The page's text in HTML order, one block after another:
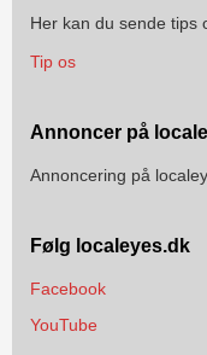
Her kan du sende tips
Tip os
Annoncer på
Annoncering på
Følg localeyes.dk
Facebook
YouTube